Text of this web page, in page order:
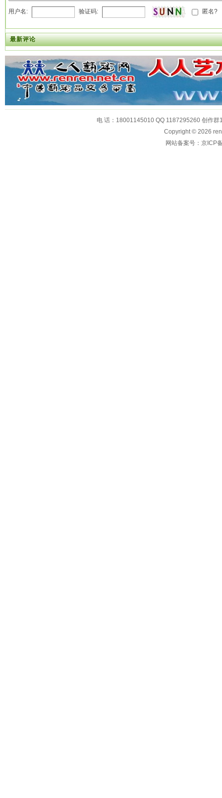
用户名: 验证码: 匿名?
最新评论
电 话：18001145010 QQ 1187295260 创作
Copyright © 2026
网站备案号：京ICP